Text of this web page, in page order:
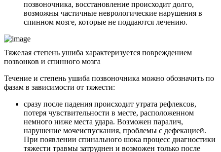
позвоночника, восстановление происходит долго,
возможны частичные неврологические нарушения в
спинном мозге, которые не поддаются лечению.
Тяжелая степень ушиба характеризуется повреждением
позвонков и спинного мозга
Течение и степень ушиба позвоночника можно обозначить по
фазам в зависимости от тяжести:
сразу после падения происходит утрата рефлексов,
потеря чувствительности в месте, расположенном
немного ниже места удара. Возможен паралич,
нарушение мочеиспускания, проблемы с дефекацией.
При появлении спинального шока процесс диагностики
тяжести травмы затруднен и возможен только после